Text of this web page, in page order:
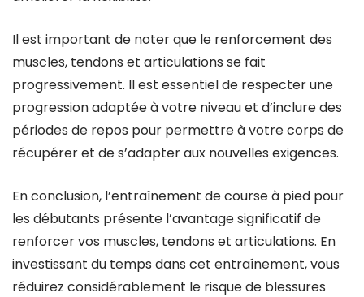
Il est important de noter que le renforcement des
muscles, tendons et articulations se fait
progressivement. Il est essentiel de respecter une
progression adaptée à votre niveau et d’inclure des
périodes de repos pour permettre à votre corps de
récupérer et de s’adapter aux nouvelles exigences.
En conclusion, l’entraînement de course à pied pour
les débutants présente l’avantage significatif de
renforcer vos muscles, tendons et articulations. En
investissant du temps dans cet entraînement, vous
réduirez considérablement le risque de blessures